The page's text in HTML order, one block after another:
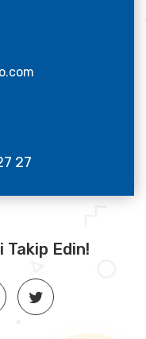
27
Takip Edin!